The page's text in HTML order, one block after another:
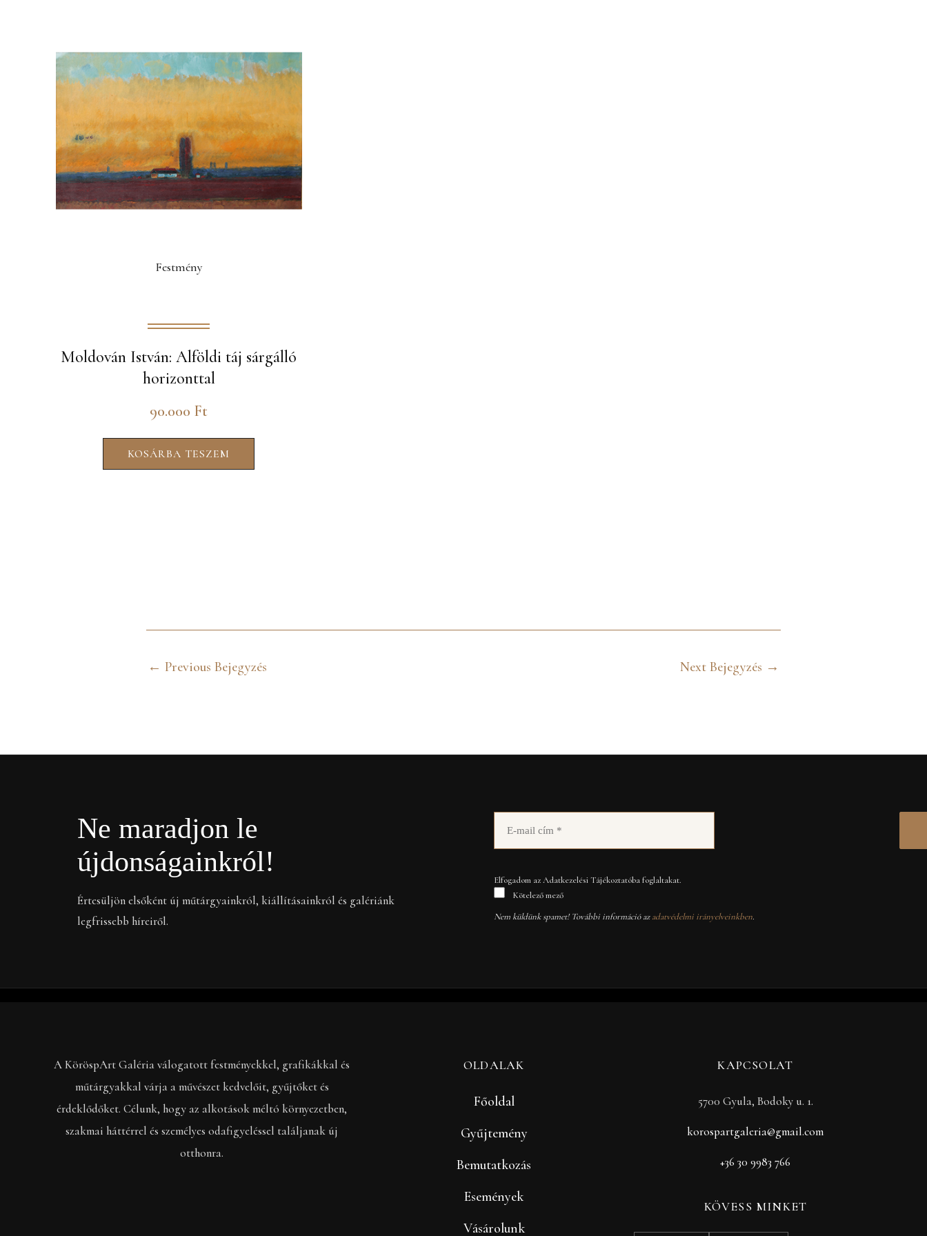
Festmény
Moldován István: Alföldi táj sárgálló
horizonttal
90.000 Ft
KOSÁRBA TESZEM
← Previous Bejegyzés Next Bejegyzés →
Ne maradjon le
újdonságainkról!
Értesüljön elsőként új műtárgyainkról, kiállításainkról és galériánk
legfrissebb híreiről.
Elfogadom az Adatkezelési Tájékoztatóba foglaltakat.
Kötelező mező
Nem küldünk spamet! További információ azadatvédelmi irányelveinkben.
A KöröspArt Galéria válogatott festményekkel, grafikákkal és
műtárgyakkal várja a művészet kedvelőit, gyűjtőket és
érdeklődőket. Célunk, hogy az alkotások méltó környezetben,
szakmai háttérrel és személyes odafigyeléssel találjanak új
otthonra.
OLDALAK
Főoldal
Gyűjtemény
Bemutatkozás
Események
Vásárolunk
KAPCSOLAT
5700 Gyula, Bodoky u. 1.
korospartgaleria@gmail.com
+36 30 9983 766
KÖVESS MINKET